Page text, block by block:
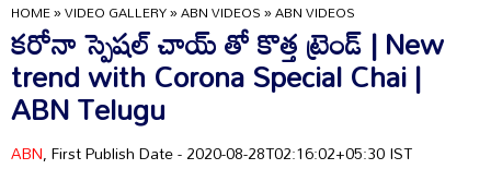
HOME»VIDEO GALLERY»ABN VIDEOS»ABN VIDEOS
కరోనా స్పెషల్ చాయ్ తో కొత్త ట్రెండ్ | New
trend with Corona Special Chai |
ABN Telugu
ABN, First Publish Date - 2020-08-28T02:16:02+05:30 IST